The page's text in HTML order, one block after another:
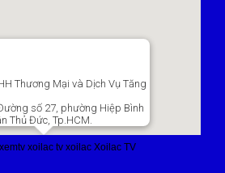
Thương Mại và Dịch Vụ Tăng
số 27, phường Hiệp Bình
Thủ Đức, Tp.HCM.
xemtv xoilac tv xoilac Xoilac TV